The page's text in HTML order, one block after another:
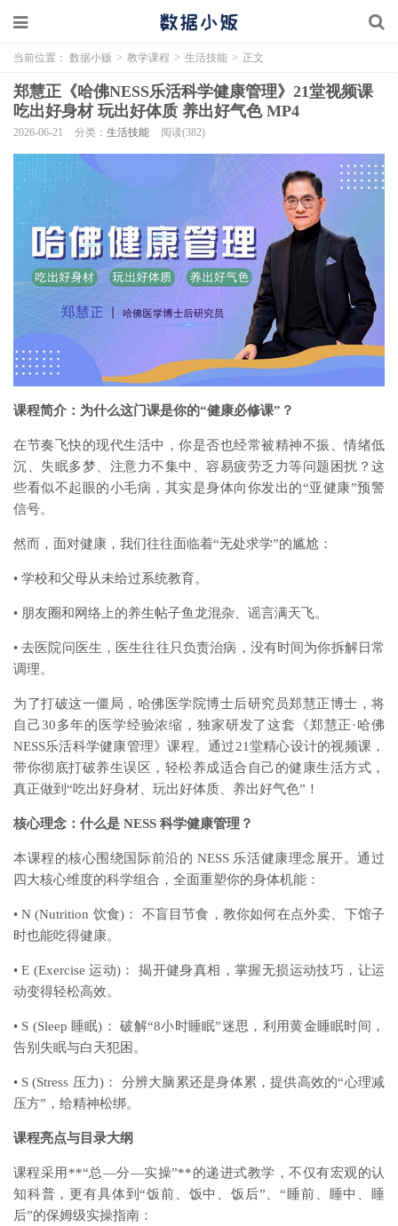
当前位置： 数据小贩 > 教学课程 > 生活技能 > 正文
郑慧正《哈佛NESS乐活科学健康管理》21堂视频课
吃出好身材 玩出好体质 养出好气色 MP4
2026-06-21 分类： 生活技能 阅读(382)
课程简介：为什么这门课是你的“健康必修课”？
在节奏飞快的现代生活中，你是否也经常被精神不振、情绪低
沉、失眠多梦、注意力不集中、容易疲劳乏力等问题困扰？这
些看似不起眼的小毛病，其实是身体向你发出的“亚健康”预警
信号。
然而，面对健康，我们往往面临着“无处求学”的尴尬：
• 学校和父母从未给过系统教育。
• 朋友圈和网络上的养生帖子鱼龙混杂、谣言满天飞。
• 去医院问医生，医生往往只负责治病，没有时间为你拆解日常
调理。
为了打破这一僵局，哈佛医学院博士后研究员郑慧正博士，将
自己30多年的医学经验浓缩，独家研发了这套《郑慧正·哈佛
NESS乐活科学健康管理》课程。通过21堂精心设计的视频课，
带你彻底打破养生误区，轻松养成适合自己的健康生活方式，
真正做到“吃出好身材、玩出好体质、养出好气色”！
核心理念：什么是 NESS 科学健康管理？
本课程的核心围绕国际前沿的 NESS 乐活健康理念展开。通过
四大核心维度的科学组合，全面重塑你的身体机能：
• N (Nutrition 饮食)： 不盲目节食，教你如何在点外卖、下馆子
时也能吃得健康。
• E (Exercise 运动)： 揭开健身真相，掌握无损运动技巧，让运
动变得轻松高效。
• S (Sleep 睡眠)： 破解“8小时睡眠”迷思，利用黄金睡眠时间，
告别失眠与白天犯困。
• S (Stress 压力)： 分辨大脑累还是身体累，提供高效的“心理减
压方”，给精神松绑。
课程亮点与目录大纲
课程采用**“总—分—实操”**的递进式教学，不仅有宏观的认
知科普，更有具体到“饭前、饭中、饭后”、“睡前、睡中、睡
后”的保姆级实操指南：